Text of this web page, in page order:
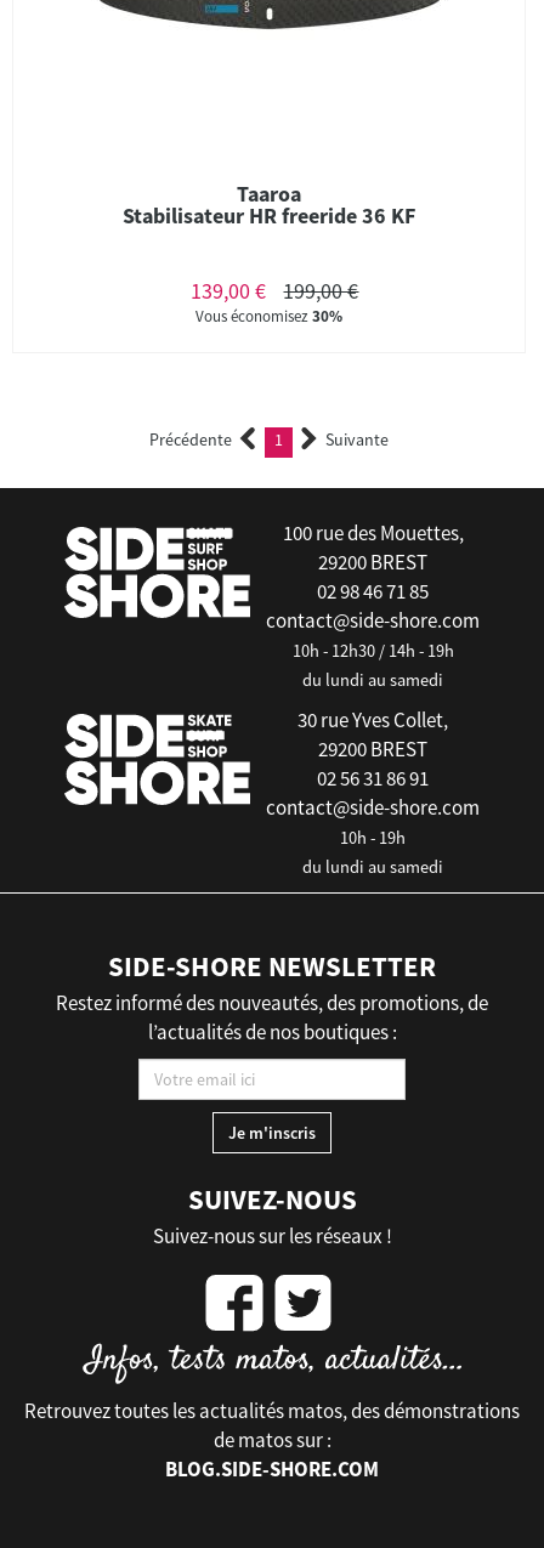
Taaroa
Stabilisateur HR freeride 36 KF
139,00 € 199,00 €
Vous économisez30%
Précédente 1 (current)Suivante
100 rue des Mouettes,
29200 BREST
02 98 46 71 85
contact@side-shore.com
10h - 12h30 / 14h - 19h
du lundi au samedi
30 rue Yves Collet,
29200 BREST
02 56 31 86 91
contact@side-shore.com
10h - 19h
du lundi au samedi
SIDE-SHORE NEWSLETTER
Restez informé des nouveautés, des promotions, de
l’actualités de nos boutiques :
SUIVEZ-NOUS
Suivez-nous sur les réseaux !
Retrouvez toutes les actualités matos, des démonstrations
de matos sur :
BLOG.SIDE-SHORE.COM